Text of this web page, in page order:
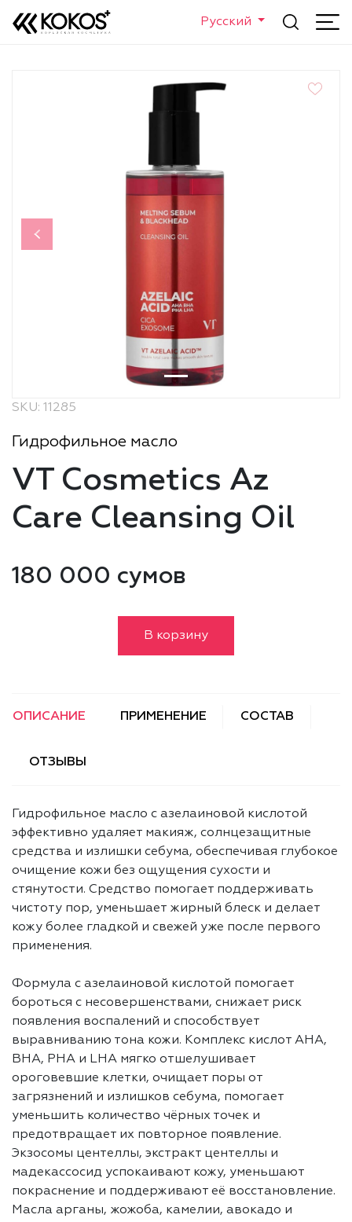
Русский
SKU: 11285
Гидрофильное масло
VT Cosmetics Az
Care Cleansing Oil
180 000 сумов
В корзину
ОПИСАНИЕ ПРИМЕНЕНИЕ СОСТАВ
ОТЗЫВЫ
Гидрофильное масло с азелаиновой кислотой
эффективно удаляет макияж, солнцезащитные
средства и излишки себума, обеспечивая глубокое
очищение кожи без ощущения сухости и
стянутости. Средство помогает поддерживать
чистоту пор, уменьшает жирный блеск и делает
кожу более гладкой и свежей уже после первого
применения.
Формула с азелаиновой кислотой помогает
бороться с несовершенствами, снижает риск
появления воспалений и способствует
выравниванию тона кожи. Комплекс кислот AHA,
BHA, PHA и LHA мягко отшелушивает
ороговевшие клетки, очищает поры от
загрязнений и излишков себума, помогает
уменьшить количество чёрных точек и
предотвращает их повторное появление.
Экзосомы центеллы, экстракт центеллы и
мадекассосид успокаивают кожу, уменьшают
покраснение и поддерживают её восстановление.
Масла арганы, жожоба, камелии, авокадо и